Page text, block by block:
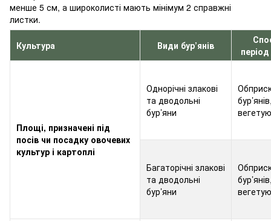
менше 5 см, а широколисті мають мінімум 2 справжні
листки.
Культура Види бур’янів
Площі, призначені під
посів чи посадку овочевих
культур і картоплі
Однорічні злакові
та дводольні
бур’яни
Багаторічні злакові
та дводольні
бур’яни